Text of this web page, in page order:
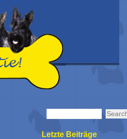
Letzte Beiträge